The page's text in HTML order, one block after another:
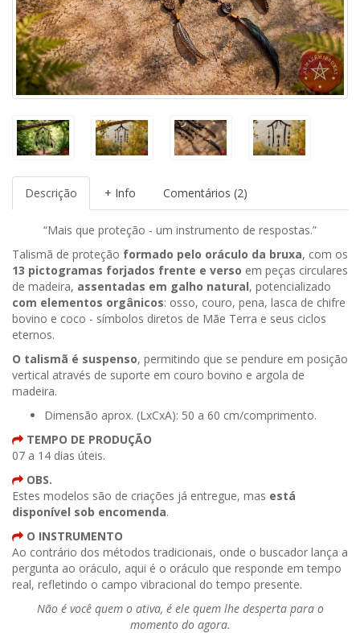
Descrição + Info Comentários (2)
“Mais que proteção - um instrumento de respostas.”
Talismã de proteção formado pelo oráculo da bruxa, com os
13 pictogramas forjados frente e verso em peças circulares
de madeira, assentadas em galho natural, potencializado
com elementos orgânicos: osso, couro, pena, lasca de chifre
bovino e coco - símbolos diretos de Mãe Terra e seus ciclos
eternos.
O talismã é suspenso, permitindo que se pendure em posição
vertical através de suporte em couro bovino e argola de
madeira.
Dimensão aprox. (LxCxA): 50 a 60 cm/comprimento.
TEMPO DE PRODUÇÃO
07 a 14 dias úteis.
OBS.
Estes modelos são de criações já entregue, mas está
disponível sob encomenda.
O INSTRUMENTO
Ao contrário dos métodos tradicionais, onde o buscador lança a
pergunta ao oráculo, aqui é o oráculo que responde em tempo
real, refletindo o campo vibracional do tempo presente.
Não é você quem o ativa, é ele quem lhe desperta para o
momento do agora.